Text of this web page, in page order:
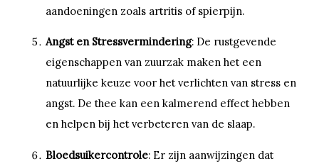
aandoeningen zoals artritis of spierpijn.
Angst en Stressvermindering: De rustgevende
eigenschappen van zuurzak maken het een
natuurlijke keuze voor het verlichten van stress en
angst. De thee kan een kalmerend effect hebben
en helpen bij het verbeteren van de slaap.
Bloedsuikercontrole: Er zijn aanwijzingen dat